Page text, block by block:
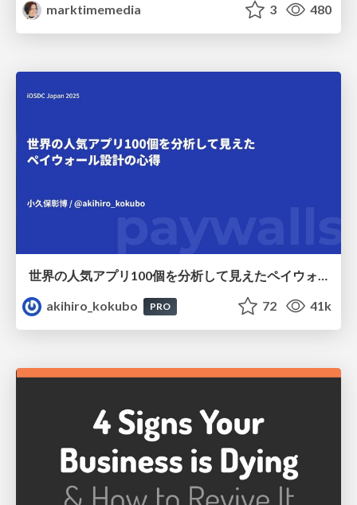
marktimemedia
3 480
世界の人気アプリ100個を分析して見えたペイウォール設計の心得
akihiro_kokubo
PRO 72 41k